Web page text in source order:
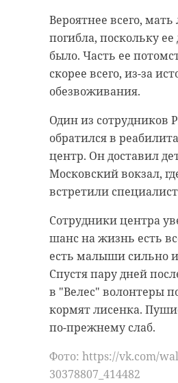
Вероятнее всего, мать
погибла, поскольку ее
было. Часть ее
скорее всего, из-за
обезвоживания.
Один из сотрудников
обратился в
центр. Он доставил
Московский вокзал,
встретили
Сотрудники центра
шанс на жизнь есть
есть малыши сильно
Спустя пару дней
в "Велес" волонтеры
кормят лисенка.
по-прежнему слаб.
Фото: https://vk.com/
30378807_414482
мчс
Поделиться статьей:
РЕКОМЕНДУЕМ
За сутки в
Ленобласти
ликвидировали 12
пожаров
уточнили в ГУ МВД
47 регионам.
Полицейские
шестерых
возрасте от 16 до 21
отправили в отдел в
подозреваемых, еще
опроса передали
задержанных
Следственным
Центральному
России по Петербургу
уголовное дело по
хулиганстве. Сейчас
выясняют все
проверяют, могли ли
другим подобным